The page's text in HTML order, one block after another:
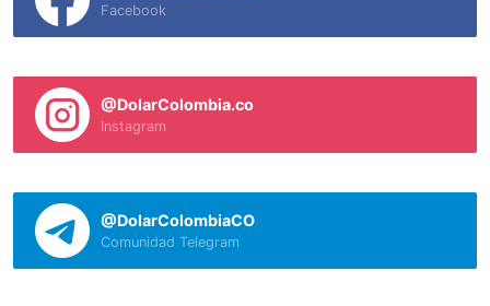
Facebook
@DolarColombia.co
Instagram
@DolarColombiaCO
Comunidad Telegram